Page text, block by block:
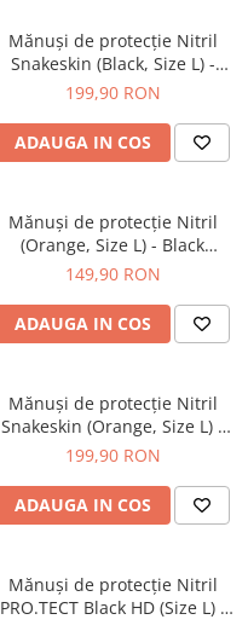
Mănuşi de protecţie Nitril
Snakeskin (Black, Size L) -
Black Mamba
199,90 RON
ADAUGA IN COS
Mănuşi de protecţie Nitril
(Orange, Size L) - Black
Mamba
149,90 RON
ADAUGA IN COS
Mănuşi de protecţie Nitril
Snakeskin (Orange, Size L) -
Black Mamba
199,90 RON
ADAUGA IN COS
Mănuşi de protecţie Nitril
PRO.TECT Black HD (Size L) -